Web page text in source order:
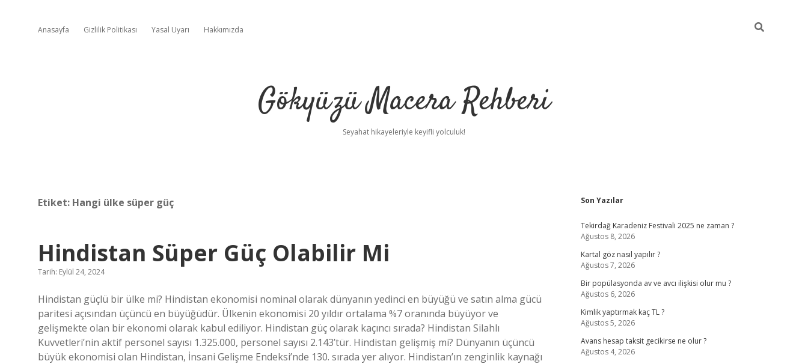
Anasayfa Gizlilik Politikası Yasal Uyarı Hakkımızda
Gökyüzü Macera Rehberi
Seyahat hikayeleriyle keyifli yolculuk!
Etiket: Hangi ülke süper güç
Hindistan Süper Güç Olabilir Mi
Tarih: Eylül 24, 2024
Hindistan güçlü bir ülke mi? Hindistan ekonomisi nominal olarak dünyanın yedinci en büyüğü ve satın alma gücü
paritesi açısından üçüncü en büyüğüdür. Ülkenin ekonomisi 20 yıldır ortalama %7 oranında büyüyor ve
gelişmekte olan bir ekonomi olarak kabul ediliyor. Hindistan güç olarak kaçıncı sırada? Hindistan Silahlı
Kuvvetleri’nin aktif personel sayısı 1.325.000, personel sayısı 2.143’tür. Hindistan gelişmiş mi? Dünyanın üçüncü
büyük ekonomisi olan Hindistan, İnsani Gelişme Endeksi’nde 130. sırada yer alıyor. Hindistan’ın zenginlik kaynağı
Sidebar
Son Yazılar
Tekirdağ Karadeniz Festivali 2025 ne zaman ?
Ağustos 8, 2026
Kartal göz nasıl yapılır ?
Ağustos 7, 2026
Bir popülasyonda av ve avcı ilişkisi olur mu ?
Ağustos 6, 2026
Kimlik yaptırmak kaç TL ?
Ağustos 5, 2026
Avans hesap taksit gecikirse ne olur ?
Ağustos 4, 2026